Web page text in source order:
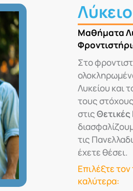
Μαθήματα
Στο
Λυκείου και
τους
στις
τις
έχετε θέσει.
Επιλέξτε
καλύτερα: